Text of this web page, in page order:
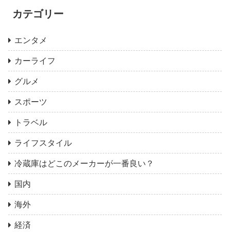
カテゴリー
エンタメ
カーライフ
グルメ
スポーツ
トラベル
ライフスタイル
冷蔵庫はどこのメーカーが一番良い？
国内
海外
経済